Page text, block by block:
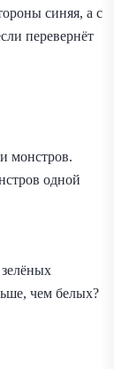
синяя, а с
перевернёт
монстров.
одной
чем белых?